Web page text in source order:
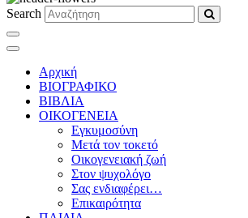
Search
Αρχική
ΒΙΟΓΡΑΦΙΚΟ
ΒΙΒΛΙΑ
ΟΙΚΟΓΕΝΕΙΑ
Εγκυμοσύνη
Μετά τον τοκετό
Οικογενειακή ζωή
Στον ψυχολόγο
Σας ενδιαφέρει…
Επικαιρότητα